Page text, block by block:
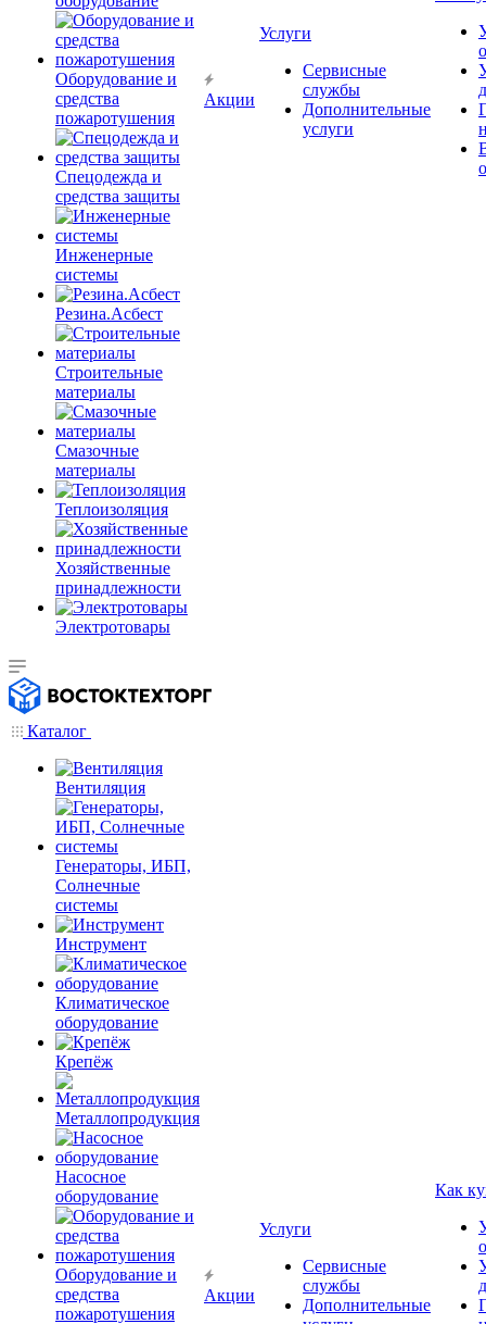
Оборудование и
средства
пожаротушения
Спецодежда и
средства защиты
Инженерные
системы
Резина.Асбест
Строительные
материалы
Смазочные
материалы
Теплоизоляция
Хозяйственные
принадлежности
Электротовары
Акции
Услуги
Сервисные
службы
Дополнительные
услуги
Каталог
Вентиляция
Генераторы, ИБП,
Солнечные
системы
Инструмент
Климатическое
оборудование
Крепёж
Металлопродукция
Насосное
оборудование
Оборудование и
средства
пожаротушения
Акции
Услуги
Сервисные
службы
Дополнительные
Как